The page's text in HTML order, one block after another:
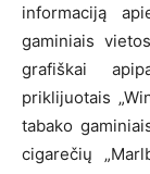
informaciją
gaminiais
grafiškai
priklijuotais
tabako
cigarečių